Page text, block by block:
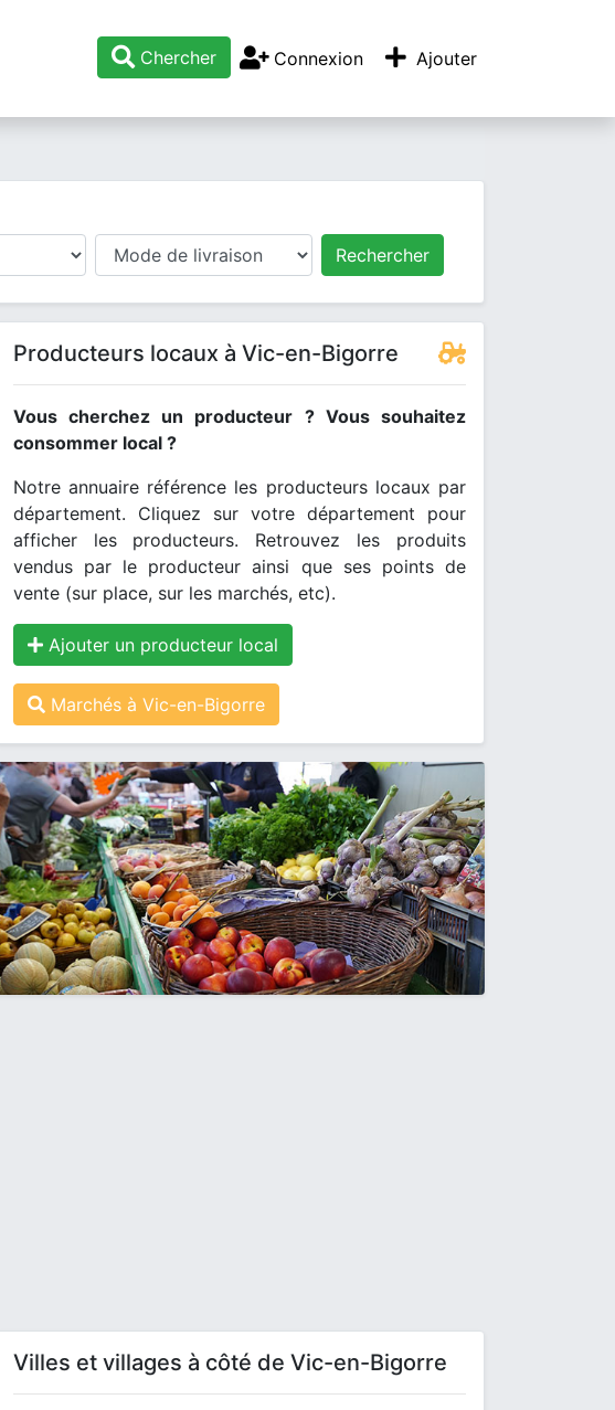
Chercher Connexion Ajouter
Rechercher
Producteurs locaux à Vic-en-Bigorre
Vous cherchez un producteur ? Vous souhaitez
consommer local ?
Notre annuaire référence les producteurs locaux par
département. Cliquez sur votre département pour
afficher les producteurs. Retrouvez les produits
vendus par le producteur ainsi que ses points de
vente (sur place, sur les marchés, etc).
Ajouter un producteur local
Marchés à Vic-en-Bigorre
Villes et villages à côté de Vic-en-Bigorre